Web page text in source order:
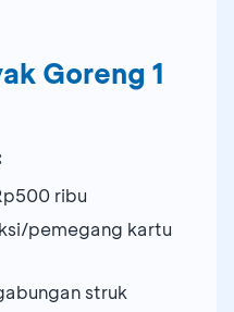
Goreng 1
ribu
pemegang kartu
struk